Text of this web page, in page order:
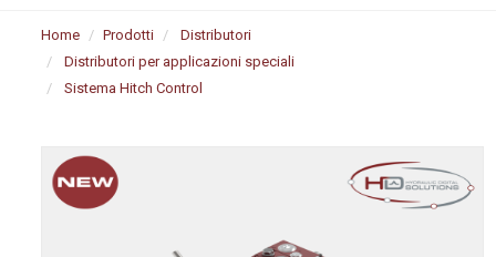
Home Prodotti
Distributori
Distributori per applicazioni speciali
Sistema Hitch Control